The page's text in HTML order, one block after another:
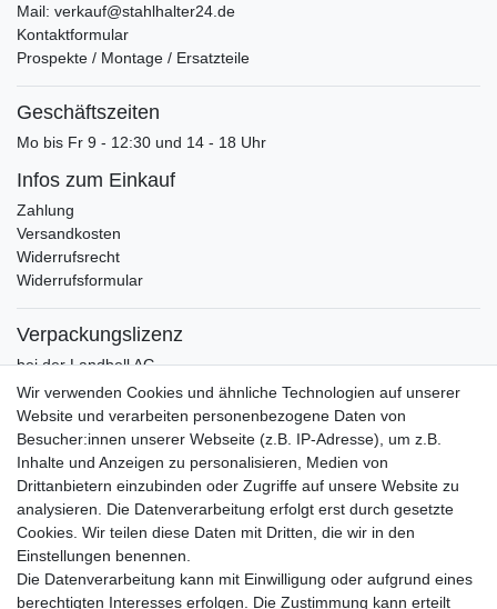
Mail: verkauf@stahlhalter24.de
Kontaktformular
Prospekte / Montage / Ersatzteile
Geschäftszeiten
Mo bis Fr 9 - 12:30 und 14 - 18 Uhr
Infos zum Einkauf
Zahlung
Versandkosten
Widerrufsrecht
Widerrufsformular
Verpackungslizenz
bei der Landbell AG
Zahlung
Vorkasse / Vorabüberweisung
Rechnungskauf
PayPal (inkl. Kreditkarten)
Wir verwenden Cookies und ähnliche Technologien auf unserer
Website und verarbeiten personenbezogene Daten von
Besucher:innen unserer Webseite (z.B. IP-Adresse), um z.B.
Inhalte und Anzeigen zu personalisieren, Medien von
Drittanbietern einzubinden oder Zugriffe auf unsere Website zu
analysieren. Die Datenverarbeitung erfolgt erst durch gesetzte
Cookies. Wir teilen diese Daten mit Dritten, die wir in den
Einstellungen benennen.
Die Datenverarbeitung kann mit Einwilligung oder aufgrund eines
berechtigten Interesses erfolgen. Die Zustimmung kann erteilt